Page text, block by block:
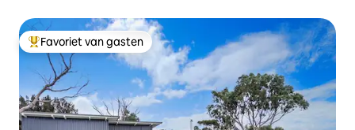
Topfavoriet van gasten
Favoriet van gasten